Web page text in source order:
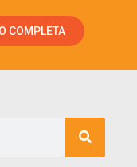
COMPLETA